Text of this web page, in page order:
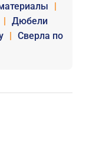
Дюбели
Сверла по